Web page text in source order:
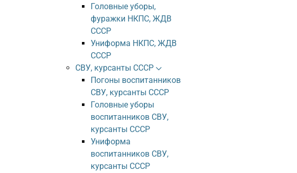
Головные уборы,
фуражки НКПС, ЖДВ
СССР
Униформа НКПС, ЖДВ
СССР
СВУ, курсанты СССР
Погоны воспитанников
СВУ, курсанты СССР
Головные уборы
воспитанников СВУ,
курсанты СССР
Униформа
воспитанников СВУ,
курсанты СССР